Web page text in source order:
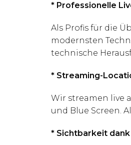
* Professionelle
Als Profis für die
modernsten
technische
* Streaming-
Wir streamen live
und Blue Screen.
* Sichtbarkeit